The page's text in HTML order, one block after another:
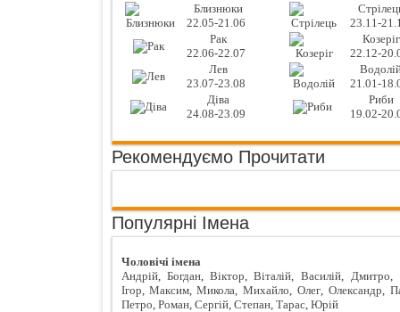
Близнюки
22.05-21.06
23.11-
Рак
22.06-22.07
Козеріг
22.12-
Лев
23.07-23.08
21.01-
Діва
24.08-23.09
Риби
19.02-
Рекомендуємо Прочитати
Популярні Імена
Чоловічі імена
Андрій, Богдан, Віктор, Віталій, Василій, Дмитро,
Ігор, Максим, Микола, Михайло, Олег, Олександр,
Петро, Роман, Сергій, Степан, Тарас, Юрій